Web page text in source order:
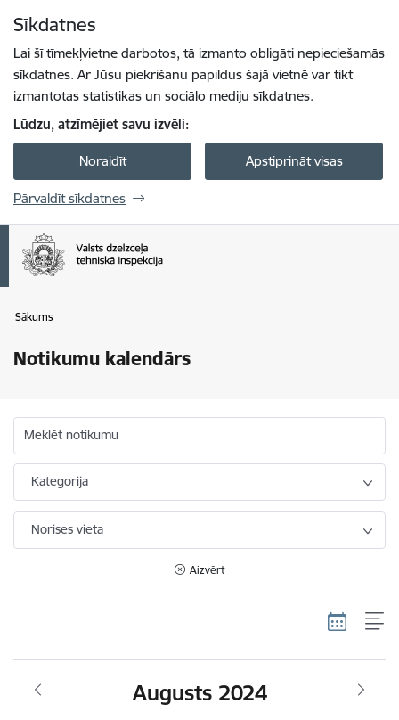
Sīkdatnes
Lai šī tīmekļvietne darbotos, tā izmanto obligāti nepieciešamās
sīkdatnes. Ar Jūsu piekrišanu papildus šajā vietnē var tikt
izmantotas statistikas un sociālo mediju sīkdatnes.
Lūdzu, atzīmējiet savu izvēli:
Noraidīt Apstiprināt visas
Pārvaldīt sīkdatnes
Sākums
Notikumu kalendārs
Meklēt notikumu
Kategorija
Norises vieta
Aizvērt
Augusts 2024